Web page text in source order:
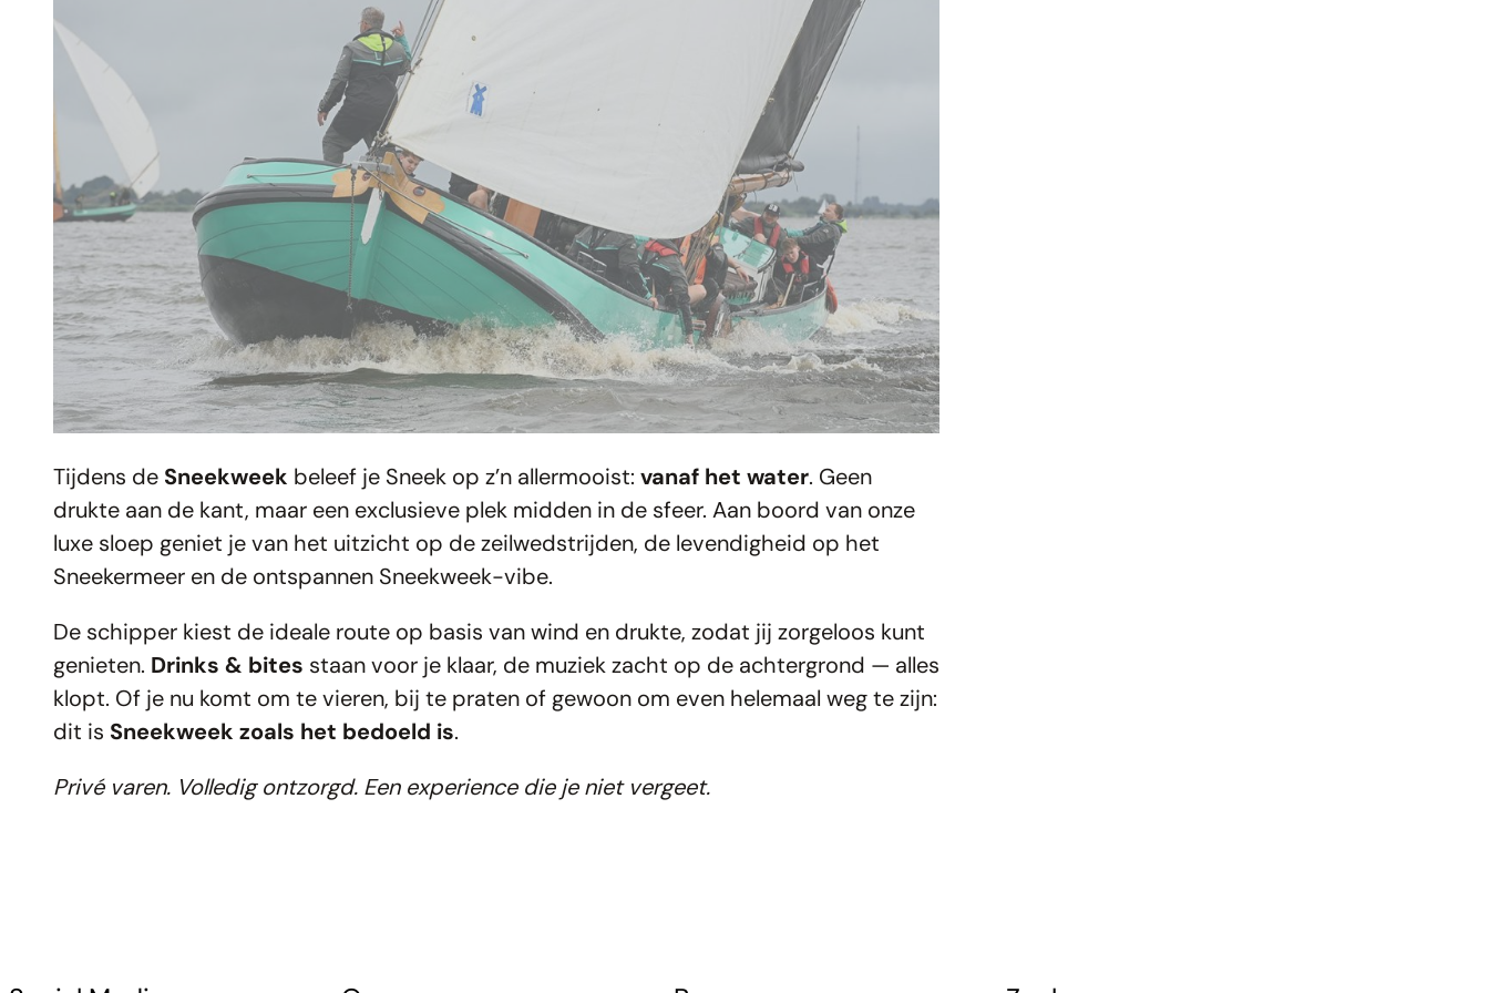
Tijdens de Sneekweek beleef je Sneek op z’n allermooist: vanaf het water. Geen
drukte aan de kant, maar een exclusieve plek midden in de sfeer. Aan boord van onze
luxe sloep geniet je van het uitzicht op de zeilwedstrijden, de levendigheid op het
Sneekermeer en de ontspannen Sneekweek-vibe.
De schipper kiest de ideale route op basis van wind en drukte, zodat jij zorgeloos kunt
genieten. Drinks & bites staan voor je klaar, de muziek zacht op de achtergrond — alles
klopt. Of je nu komt om te vieren, bij te praten of gewoon om even helemaal weg te zijn:
dit is Sneekweek zoals het bedoeld is.
Privé varen. Volledig ontzorgd. Een experience die je niet vergeet.